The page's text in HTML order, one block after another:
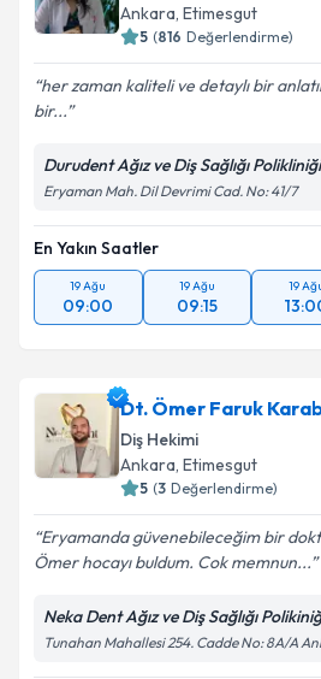
Ankara, Etimesgut
5 (816 Değerlendirme)
her zaman kaliteli ve detaylı bir
bir...
Durudent Ağız ve Diş Sağlığı Polikliniği
Eryaman Mah. Dil Devrimi Cad. No: 41/7
En Yakın Saatler
19 Ağu
09:00
19 Ağu
09:15
19
Dt. Ömer Faruk
Diş Hekimi
Ankara, Etimesgut
5 (3 Değerlendirme)
Eryamanda güvenebileceğim bir
Ömer hocayı buldum. Cok memnun...
Neka Dent Ağız ve Diş Sağlığı
Tunahan Mahallesi 254. Cadde No: 8A/A